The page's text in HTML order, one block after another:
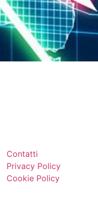
Contatti
Privacy Policy
Cookie Policy